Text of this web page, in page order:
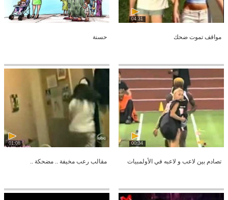
04:31
مواقف تموت ضحك حسنة
00:34
تصادم بين لاعب و لاعبه في الأولمبيات
01:08
مقالب رعب مخيفة .. مضحكة ..